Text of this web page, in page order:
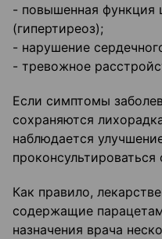
- повышенная
(гипертиреоз);
- нарушение
- тревожное
Если симптомы
сохраняются
наблюдается
проконсультироваться
Как правило,
содержащие
назначения врача